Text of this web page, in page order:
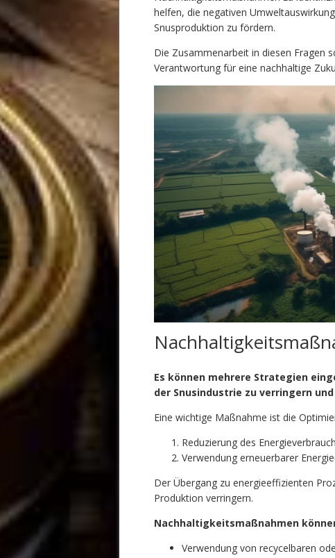
helfen, die negativen
Snusproduktion zu fördern.
Die Zusammenarbeit in diesen Fragen
Verantwortung für eine nachhaltige
Es können mehrere Strategien
der Snusindustrie zu verringern
Eine wichtige Maßnahme ist die
Reduzierung des
Verwendung erneuerbarer
Der Übergang zu energieeffizienten
Produktion verringern.
Nachhaltigkeitsmaßnahmen
Verwendung von recycelbaren